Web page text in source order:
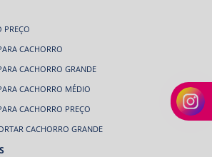
PREÇO
CACHORRO
CACHORRO GRANDE
CACHORRO MÉDIO
CACHORRO PREÇO
CACHORRO GRANDE